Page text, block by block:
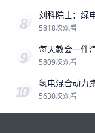
刘科院士：绿
5818次观看
每天教会一件
5809次观看
氢电混合动力
料是未来吗？
5630次观看